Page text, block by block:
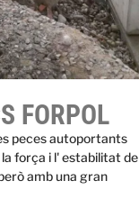
FORPOL
peces autoportants
força i l' estabilitat de
amb una gran